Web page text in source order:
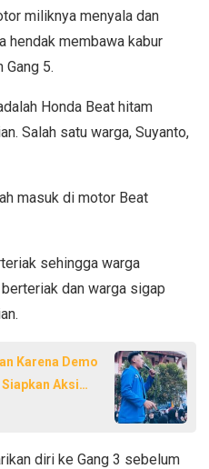
miliknya menyala dan
hendak membawa kabur
Gang 5.
Honda Beat hitam
Salah satu warga, Suyanto,
masuk di motor Beat
sehingga warga
dan warga sigap
Karena Demo
Aksi
diri ke Gang 3 sebelum